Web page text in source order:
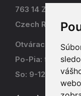
763 14 Zlín -
Czech Republic
Otváracia doba
Po-Pia: 9-17
So: 9-12